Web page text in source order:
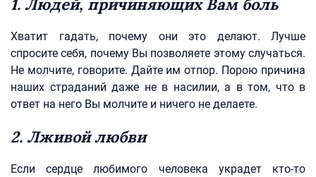
1. Людей, причиняющих Вам боль
Хватит гадать, почему они это делают. Лучше
спросите себя, почему Вы позволяете этому случаться.
Не молчите, говорите. Дайте им отпор. Порою причина
наших страданий даже не в насилии, а в том, что в
ответ на него Вы молчите и ничего не делаете.
2. Лживой любви
Если сердце любимого человека украдет кто-то